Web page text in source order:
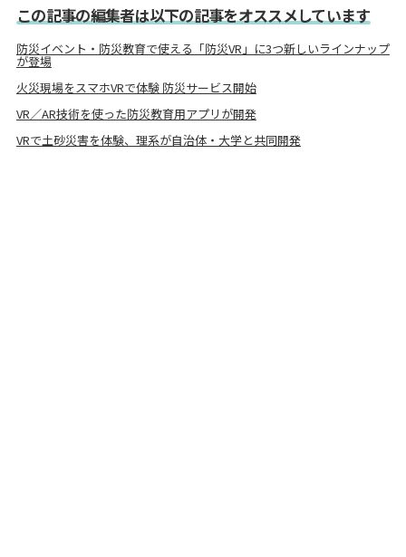
この記事の編集者は以下の記事をオススメしています
防災イベント・防災教育で使える「防災VR」に3つ新しいラインナップ
が登場
火災現場をスマホVRで体験 防災サービス開始
VR／AR技術を使った防災教育用アプリが開発
VRで土砂災害を体験、理系が自治体・大学と共同開発